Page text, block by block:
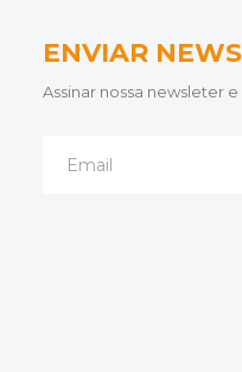
ENVIAR
Assinar nossa newsleter